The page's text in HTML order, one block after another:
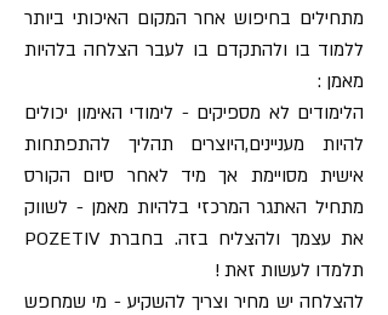
מתחילים בחיפוש אחר המקום האיכותי ביותר
ללמוד בו ולהתקדם בו לעבר הצלחה בלהיות
מאמן :
הלימודים לא מספיקים - לימודי האימון יכולים
להיות מעניינים,היוצרים תהליך להתפתחות
אישית מסויימת אך מיד לאחר סיום הקורס
מתחיל האתגר המרכזי בלהיות מאמן - לשווק
את עצמך ולהצליח בזה. בחברת POZETIV
תלמדו לעשות זאת !
להצלחה יש מחיר וצריך להשקיע - מי שמחפש